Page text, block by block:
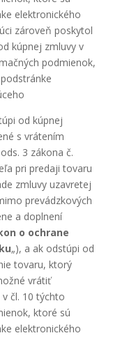
elektronického
zároveň poskytol
kúpnej zmluvy v
podmienok,
od kúpnej
s vrátením
3 zákona č.
pri predaji tovaru
zmluvy uzavretej
prevádzkových
a doplnení
o ochrane
„), a ak odstúpi od
tovaru, ktorý
vrátiť
čl. 10 týchto
ktoré sú
elektronického